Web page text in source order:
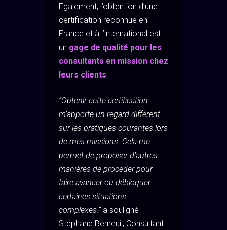
Également, l’obtention d’une
certification reconnue en
France et à l’international est
un gage de qualité pour les
consultants en mission chez
leurs clients.
“Obtenir cette certification
m’apporte un regard différent
sur les pratiques courantes lors
de mes missions. Cela me
permet de proposer d’autres
manières de procéder pour
faire avancer ou débloquer
certaines situations
complexes.” a souligné
Stéphane Berneuil, Consultant